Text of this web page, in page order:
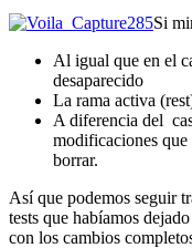
Si
Al igual que en el
desaparecido
La rama activa
A diferencia del
modificaciones que
borrar.
Así que podemos seguir
tests que habíamos
con los cambios